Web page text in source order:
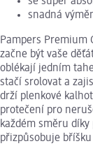
snadná
Pampers Premium
začne být vaše
oblékají jedním
stačí srolovat a
drží plenkové
protečení pro
každém směru
přizpůsobuje